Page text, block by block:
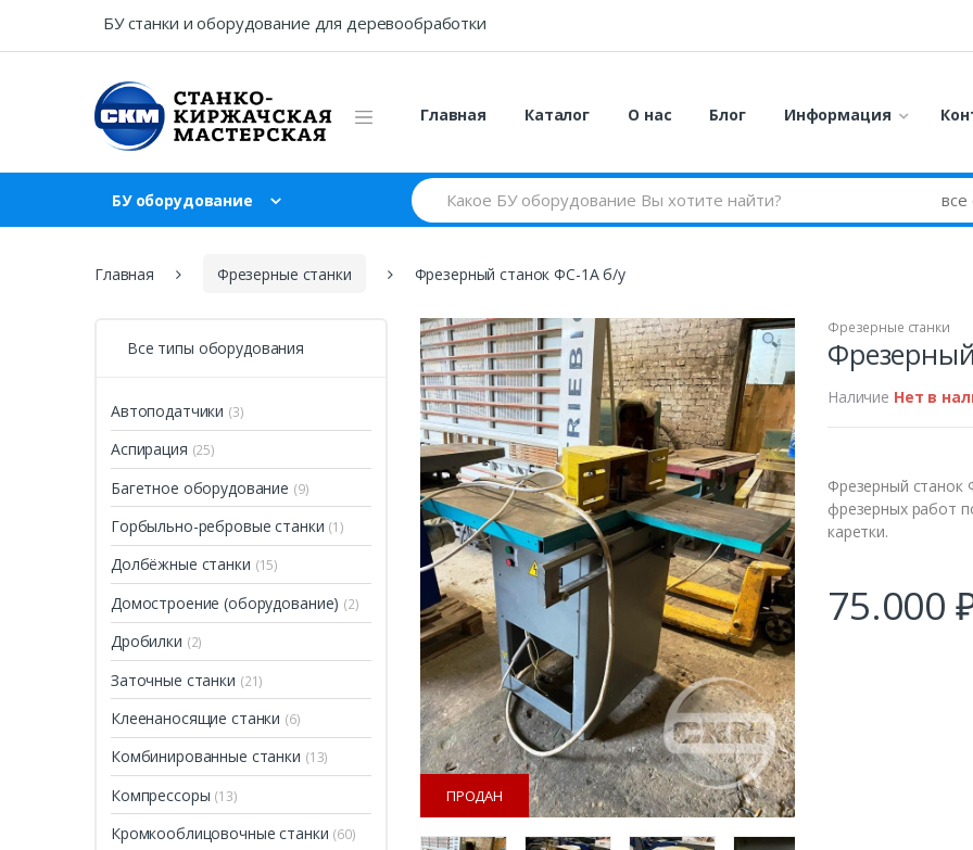
БУ станки и оборудование для деревообработки
Главная Каталог О нас Блог Информация
БУ оборудование
Search
for:
Главная Фрезерные станки Фрезерный станок ФС-1А б/у
ПРОДАН
Фрезерные станки
Наличие Нет в
Фрезерный станок
фрезерных работ
каретки.
75.000
Все типы оборудования
Автоподатчики (3)
Аспирация (25)
Багетное оборудование (9)
Горбыльно-ребровые станки (1)
Долбёжные станки (15)
Домостроение (оборудование) (2)
Дробилки (2)
Заточные станки (21)
Клеенаносящие станки (6)
Комбинированные станки (13)
Компрессоры (13)
Кромкооблицовочные станки (60)